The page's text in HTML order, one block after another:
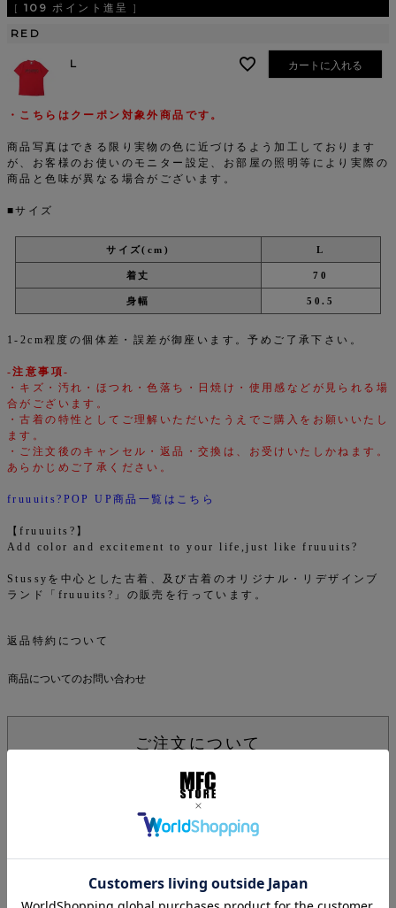
[ 109 ポイント進呈 ]
RED
L カートに入れる
・こちらはクーポン対象外商品です。
商品写真はできる限り実物の色に近づけるよう加工しております
が、お客様のお使いのモニター設定、お部屋の照明等により実際の
商品と色味が異なる場合がございます。
■サイズ
サイズ(cm) L
着丈 70
身幅 50.5
1-2cm程度の個体差・誤差が御座います。予めご了承下さい。
-注意事項-
・キズ・汚れ・ほつれ・色落ち・日焼け・使用感などが見られる場
合がございます。
・古着の特性としてご理解いただいたうえでご購入をお願いいたし
ます。
・ご注文後のキャンセル・返品・交換は、お受けいたしかねます。
あらかじめご了承ください。
fruuuits?POP UP商品一覧はこちら
【fruuuits?】
Add color and excitement to your life,just like fruuuits?
Stussyを中心とした古着、及び古着のオリジナル・リデザインブ
ランド「fruuuits?」の販売を行っています。
返品特約について
商品についてのお問い合わせ
ご注文について
下記注意事項をお読みになってから商品のご購入手続きをお
info@mfc-store.com から確認メールが届きます。 迷惑
オンラインショップの商品は実店舗でも販売しているため、
ご注文確定後でもタイミングにより在庫がない場合がござい